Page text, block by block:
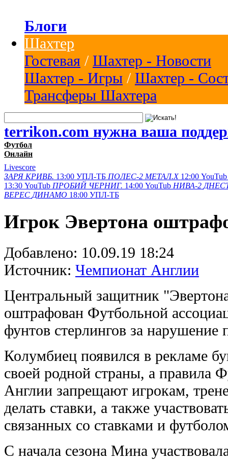
Блоги
Шахтер
Гостевая / Шахтер - Новости
Шахтер - Игры / Шахтер -
Трансферы Шахтера
terrikon.com нужна ваша
Футбол
Онлайн
Livescore
ЗАРЯ КРИВБ. 13:00 УПЛ-ТБ ПОЛЕС-2 МЕТАЛ.Х 12:00 YouTub
13:30 YouTub ПРОБИЙ ЧЕРНИГ. 14:00 YouTub НИВА-2
ВЕРЕС ДИНАМО 18:00 УПЛ-ТБ
Игрок Эвертона
Добавлено: 10.09.19 18:24
Источник: Чемпионат Англии
Центральный защитник
оштрафован Футбольной
фунтов стерлингов за нарушение
Колумбиец появился в рекламе
своей родной страны, а правила
Англии запрещают игрокам,
делать ставки, а также
связанных со ставками и
С начала сезона Мина